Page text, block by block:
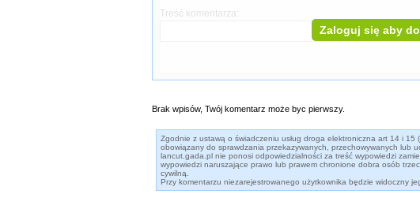
Treść komentarza:
Zaloguj się aby
Brak wpisów, Twój komentarz może byc pierwszy.
Zgodnie z ustawą o świadczeniu usług droga elektroniczna art 14 i
obowiązany do sprawdzania przekazywanych, przechowywanych lub
lancut.gada.pl nie ponosi odpowiedzialności za treść wypowiedzi
wypowiedzi naruszające prawo lub prawem chronione dobra osób
cywilną.
Przy komentarzu niezarejestrowanego użytkownika będzie widoczny